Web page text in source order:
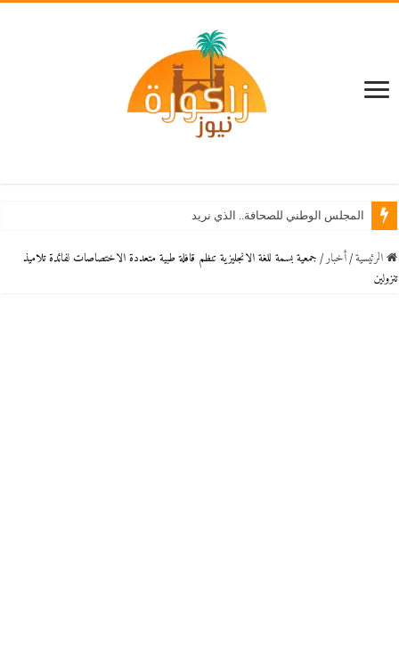
المجلس الوطني للصحافة.. الذي نريد
الرئيسية / أخبار / جمعية بسمة للغة الانجليزية تنظم قافلة طبية متعددة الاختصاصات لفائدة تلاميذ
تنزولين